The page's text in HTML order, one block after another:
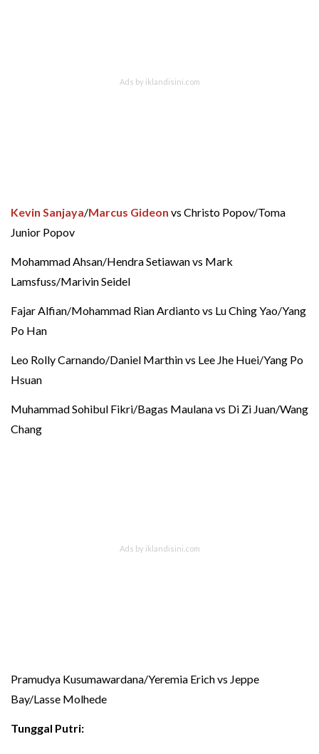
Kevin Sanjaya/Marcus Gideon vs Christo Popov/Toma
Junior Popov
Mohammad Ahsan/Hendra Setiawan vs Mark
Lamsfuss/Marivin Seidel
Fajar Alfian/Mohammad Rian Ardianto vs Lu Ching Yao/Yang
Po Han
Leo Rolly Carnando/Daniel Marthin vs Lee Jhe Huei/Yang Po
Hsuan
Muhammad Sohibul Fikri/Bagas Maulana vs Di Zi Juan/Wang
Chang
Pramudya Kusumawardana/Yeremia Erich vs Jeppe
Bay/Lasse Molhede
Tunggal Putri: